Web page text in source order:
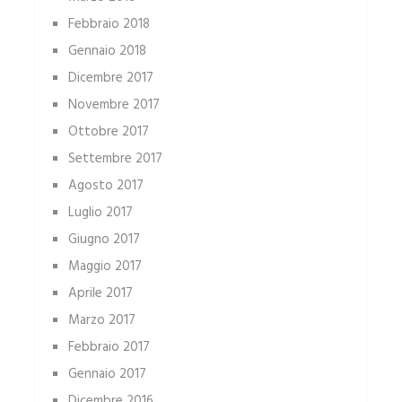
Febbraio 2018
Gennaio 2018
Dicembre 2017
Novembre 2017
Ottobre 2017
Settembre 2017
Agosto 2017
Luglio 2017
Giugno 2017
Maggio 2017
Aprile 2017
Marzo 2017
Febbraio 2017
Gennaio 2017